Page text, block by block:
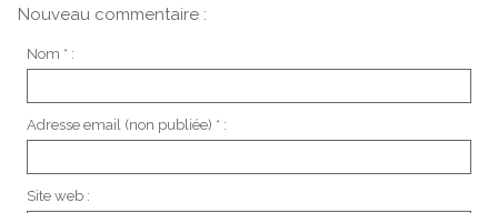
Nouveau commentaire :
Nom * :
Adresse email (non publiée) * :
Site web :